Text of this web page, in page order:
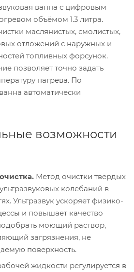
ванна с цифровым
объёмом 1.3 литра.
маслянистых, смолистых,
отложений с наружных и
топливных форсунок.
позволяет точно задать
нагрева. По
автоматически
возможности
Метод очистки твёрдых
колебаний в
Ультразвук ускоряет физико-
и повышает качество
моющий раствор,
загрязнения, не
поверхность.
жидкости регулируется в